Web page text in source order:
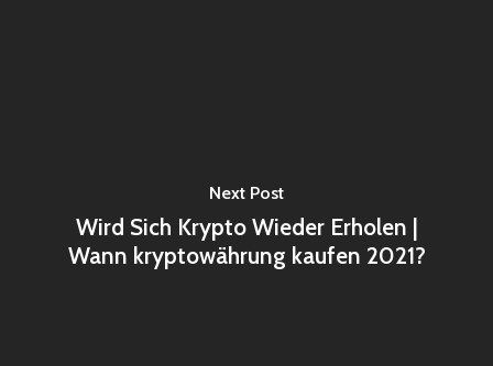
Next Post
Wird Sich Krypto Wieder Erholen |
Wann kryptowährung kaufen 2021?